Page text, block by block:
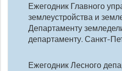
Ежегодник Главного
землеустройства и
Департаменту
департаменту. Санкт-
Ежегодник Лесного